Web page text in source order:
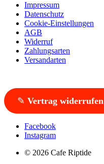
Impressum
Datenschutz
Cookie-Einstellungen
AGB
Widerruf
Zahlungsarten
Versandarten
✎ Vertrag widerrufen
Facebook
Instagram
© 2026 Cafe Riptide